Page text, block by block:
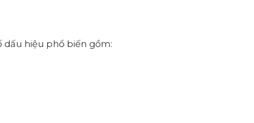
hiệu phổ biến gồm: